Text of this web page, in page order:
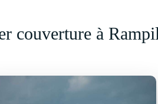
couverture à